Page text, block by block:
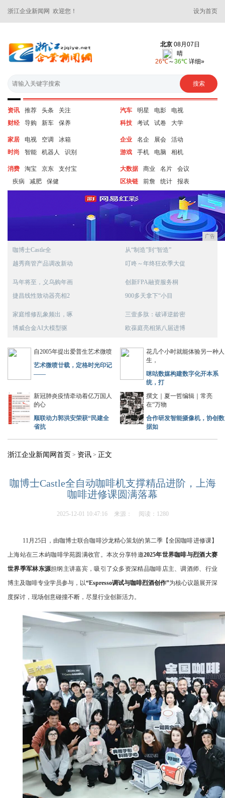
浙江企业新闻网 欢迎您！ 设为首页
资讯 推荐 头条
关注
财经
导购 新车 保养
汽车 明星 电影
电视
科技
考试 试卷 大学
家居 电视 空调
冰箱
时尚
智能 机器人 识别
企业 名企 展会
活动
游戏
手机 电脑 相机
消费 淘宝 京东
支付宝
疾病
减肥 保健
大数据 商业 名片
会议
区块链
前詹 统计 报表
广告
咖博士Castle全
越秀商管产品调改新动
从“制造”到“智造”
叮咚～年终狂欢季大促
马年将至，义乌购年画
捷昌线性致动器亮相2
创新FPA融资服务桐
900多天拿下“小目
家庭维修乱象频出，啄
博威合金AI大模型驱
三壹多肽：破译逆龄密
欧葆庭亮相第八届进博
自2005年提出爱普生艺术微喷
艺术微喷廿载，定格时光印记
——
花几个小时就能体验另一种人
生，
咪咕数媒构建数字化开本系
统，打
新冠肺炎疫情牵动着亿万国人
的心
顺联动力郭洪安荣获“民建全
省抗
撰文｜夏一哲编辑｜常亮
在“万物
合作研发智能摄像机，协创数
据如
浙江企业新闻网首页 > 资讯 > 正文
咖博士Castle全自动咖啡机支撑精品进阶，上海
咖啡进修课圆满落幕
2025-12-01 10:47:16 来源： 阅读：1280
11月25日，由咖博士联合咖啡沙龙精心策划的第二季【全国咖啡进修课】
上海站在三木屿咖啡学苑圆满收官。本次分享特邀2025年世界咖啡与烈酒大赛
世界季军林东源担纲主讲嘉宾，吸引了众多资深精品咖啡店主、调酒师、行业
博主及咖啡专业学员参与，以“Espresso调试与咖啡烈酒创作”为核心议题展开深
度探讨，现场创意碰撞不断，尽显行业创新活力。